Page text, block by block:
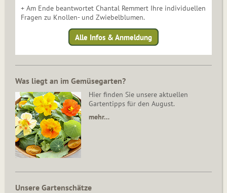
+ Am Ende beantwortet Chantal Remmert Ihre individuellen
Fragen zu Knollen- und Zwiebelblumen.
Alle Infos & Anmeldung
Was liegt an im Gemüsegarten?
Hier finden Sie unsere aktuellen
Gartentipps für den August.
mehr…
Unsere Gartenschätze